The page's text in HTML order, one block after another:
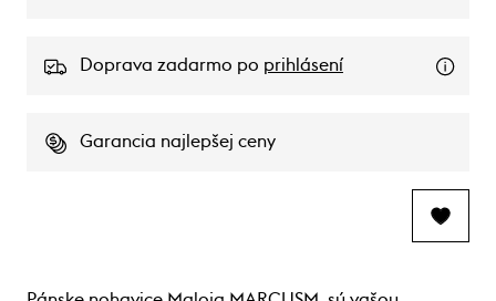
Doprava zadarmo po prihlásení
Garancia najlepšej ceny